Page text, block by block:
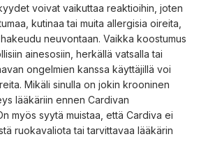
voivat vaikuttaa reaktioihin, joten
kutinaa tai muita allergisia oireita,
neuvontaan. Vaikka koostumus
ainesosiin, herkällä vatsalla tai
ongelmien kanssa käyttäjillä voi
Mikäli sinulla on jokin krooninen
lääkäriin ennen Cardivan
myös syytä muistaa, että Cardiva ei
ruokavaliota tai tarvittavaa lääkärin